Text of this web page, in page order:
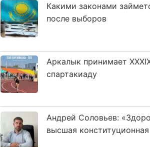
Какими законами
после выборов
Аркалык принимает
спартакиаду
Андрей Соловьев:
высшая